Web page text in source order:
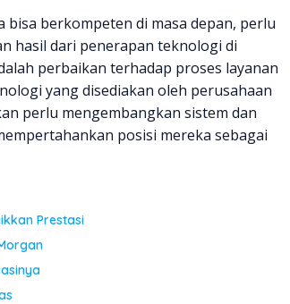
berkompeten di masa depan, perlu
hasil dari penerapan teknologi di
perbaikan terhadap proses layanan
yang disediakan oleh perusahaan
perlu mengembangkan sistem dan
posisi mereka sebagai
Prestasi